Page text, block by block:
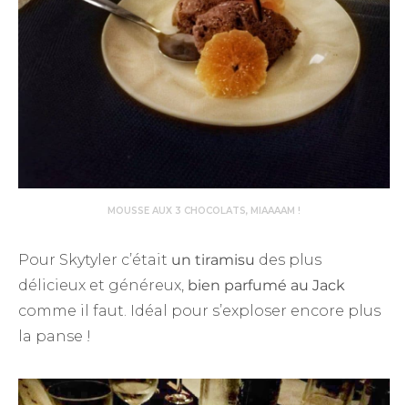
MOUSSE AUX 3 CHOCOLATS, MIAAAAM !
Pour Skytyler c’était un tiramisu des plus
délicieux et généreux, bien parfumé au Jack
comme il faut. Idéal pour s’exploser encore plus
la panse !